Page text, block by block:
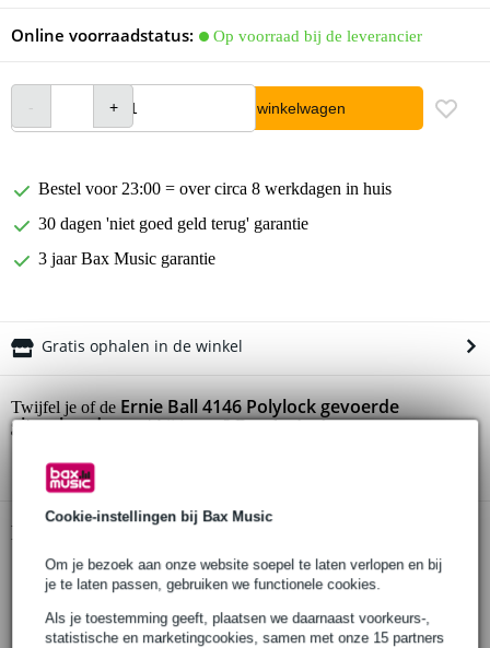
Cookie-instellingen bij Bax Music
Om je bezoek aan onze website soepel te laten verlopen en bij
je te laten passen, gebruiken we functionele cookies.
Als je toestemming geeft, plaatsen we daarnaast voorkeurs-,
statistische en marketingcookies, samen met onze 15 partners
Online voorraadstatus: Op voorraad bij de leverancier
In winkelwagen
Bestel voor 23:00 = over circa 8 werkdagen in huis
30 dagen 'niet goed geld terug' garantie
3 jaar Bax Music garantie
Gratis ophalen in de winkel
Twijfel je of deErnie Ball 4146 Polylock gevoerde
gitaarband zwartbij je past? Doe de check.
Productinformatie
Ernie Ball 4146 Polylock
gevoerd